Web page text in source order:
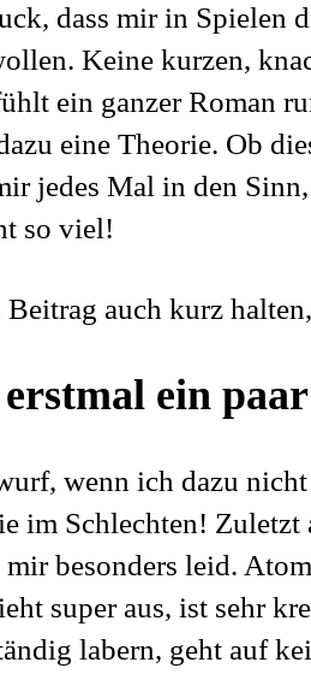
dass mir in Spielen
Keine kurzen,
ein ganzer Roman
eine Theorie. Ob
jedes Mal in den
so viel!
auch kurz
ein
wenn ich dazu
im Schlechten!
mir besonders leid.
super aus, ist sehr
labern, geht auf